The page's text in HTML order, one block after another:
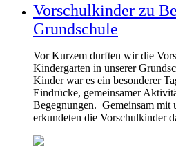
Vorschulkinder zu
Grundschule
Vor Kurzem durften wir die
Kindergarten in unserer
Kinder war es ein besonderer
Eindrücke, gemeinsamer
Begegnungen. Gemeinsam mit
erkundeten die Vorschulkinder